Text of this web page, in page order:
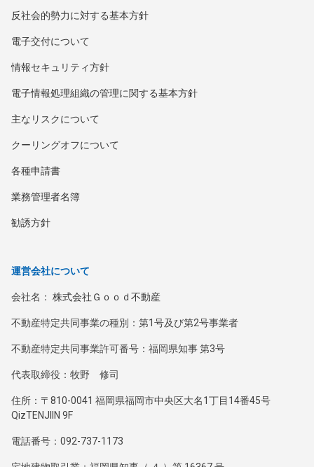
反社会的勢力に対する基本方針
電子交付について
情報セキュリティ方針
電子情報処理組織の管理に関する基本方針
主なリスクについて
クーリングオフについて
各種申請書
業務管理者名簿
勧誘方針
運営会社について
会社名： 株式会社Ｇｏｏｄ不動産
不動産特定共同事業の種別：第1号及び第2号事業者
不動産特定共同事業許可番号：福岡県知事 第3号
代表取締役：牧野 修司
住所：〒810-0041 福岡県福岡市中央区大名1丁目14番45号
QizTENJIIN 9F
電話番号：092-737-1173